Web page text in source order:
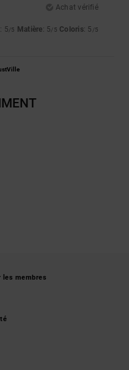
Achat vérifié
: 5/5 Matière: 5/5 Coloris: 5 /5
membres